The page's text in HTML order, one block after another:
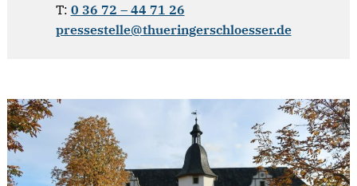
T: 0 36 72 – 44 71 26
pressestelle@thueringerschloesser.de